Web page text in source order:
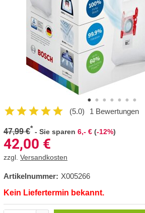
(5.0) 1 Bewertungen
47,99 €* - Sie sparen 6,- € (-12%)
42,00 €
zzgl. Versandkosten
Artikelnummer: X005266
Kein Liefertermin bekannt.